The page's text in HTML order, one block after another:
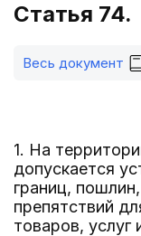
Статья 74.
Весь документ
1. На
допускается
границ,
препятствий
товаров, услуг